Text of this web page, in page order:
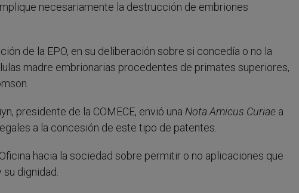
necesariamente la destrucción de embriones
de la EPO, en su deliberación sobre si concedía o no la
madre embrionarias procedentes de primates superiores,
presidente de la COMECE, envió una Nota Amicus Curiae a
a la concesión de este tipo de patentes.
hacia la sociedad sobre permitir o no aplicaciones que
su dignidad.